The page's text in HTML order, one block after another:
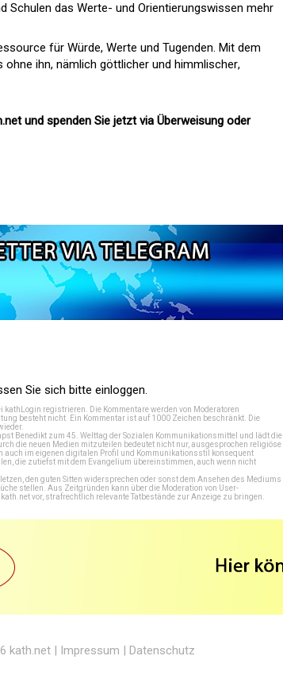
Schulen das Werte- und Orientierungswissen mehr
für Würde, Werte und Tugenden. Mit dem
ihn, nämlich göttlicher und himmlischer,
und spenden Sie jetzt via Überweisung oder
Sie sich bitte einloggen.
kathLogin registrieren. Die Kommentare werden von Moderatoren
besteht nicht. Ein Kommentar ist auf 1000 Zeichen beschränkt. Die
Benedikt zum 45. Welttag der Sozialen Kommunikationsmittel und lädt die
die neuen Medien mitzuteilen bedeutet nicht nur, ausgesprochen religiöse
auch im eigenen digitalen Profil und Kommunikationsstil konsequent
die zutiefst mit dem Evangelium übereinstimmen, auch wenn nicht
den guten Sitten widersprechen oder sonst dem Ansehen des Mediums
stellen. Aus Zeitgründen kann über die Moderation von User-
vor, strafrechtlich relevante Tatbestände zur Anzeige zu bringen.
kath.net | Impressum | Datenschutz